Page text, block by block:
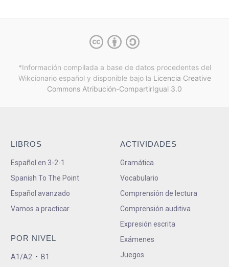
*Información compilada a base de datos procedentes del
Wikcionario español y disponible bajo la Licencia Creative
Commons Atribución-CompartirIgual 3.0
LIBROS
Español en 3-2-1
Spanish To The Point
Español avanzado
Vamos a practicar
POR NIVEL
A1/A2 • B1
ACTIVIDADES
Gramática
Vocabulario
Comprensión de lectura
Comprensión auditiva
Expresión escrita
Exámenes
Juegos